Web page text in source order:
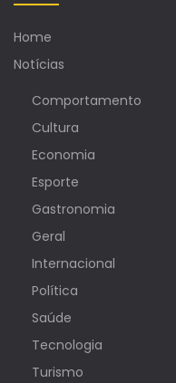
Home
Notícias
Comportamento
Cultura
Economia
Esporte
Gastronomia
Geral
Internacional
Política
Saúde
Tecnologia
Turismo